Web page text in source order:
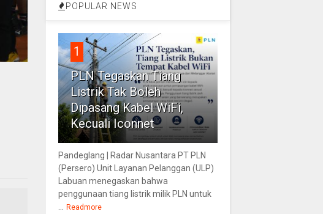
POPULAR NEWS
1
PLN Tegaskan Tiang
Listrik Tak Boleh
Dipasang Kabel WiFi,
Kecuali Iconnet
Pandeglang | Radar Nusantara PT PLN
(Persero) Unit Layanan Pelanggan (ULP)
Labuan menegaskan bahwa
penggunaan tiang listrik milik PLN untuk
Readmore